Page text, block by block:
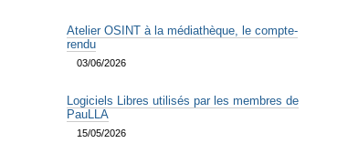
Atelier OSINT à la médiathèque, le compte-
rendu
03/06/2026
Logiciels Libres utilisés par les membres de
PauLLA
15/05/2026